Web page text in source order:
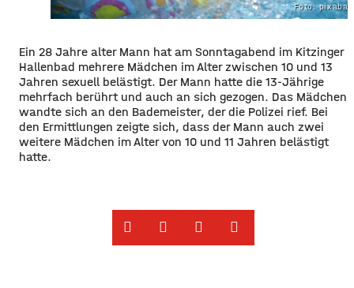
Foto:
Ein 28 Jahre alter Mann hat am Sonntagabend im Kitzinger
Hallenbad mehrere Mädchen im Alter zwischen 10 und 13
Jahren sexuell belästigt. Der Mann hatte die 13-Jährige
mehrfach berührt und auch an sich gezogen. Das Mädchen
wandte sich an den Bademeister, der die Polizei rief. Bei
den Ermittlungen zeigte sich, dass der Mann auch zwei
weitere Mädchen im Alter von 10 und 11 Jahren belästigt
hatte.